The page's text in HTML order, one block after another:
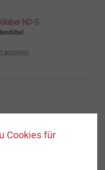
ND-S
anzeigen
Cookies für